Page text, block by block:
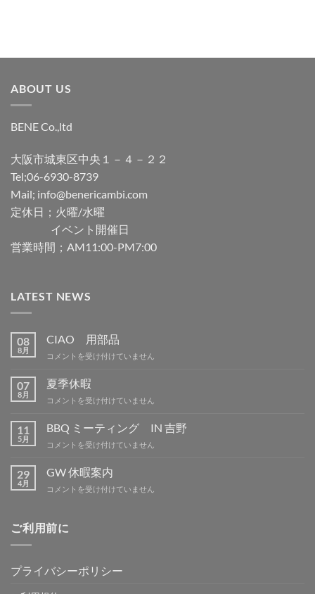
ABOUT US
BENE Co.,ltd
大阪市城東区中央１－４－２２
Tel;06-6930-8739
Mail; info@benericambi.com
定休日；火曜/水曜
イベント開催日
営業時間；AM11:00-PM7:00
LATEST NEWS
08
8月
CIAO 用部品
CIAO
部
品
は
コメントを受け付けていません
07
8月
夏季休暇
夏
休
は
コメントを受け付けていません
11
5月
BBQ ミーティング IN 吉野
BBQ
ー
ィ
IN
コメントを受け付けていません
29
4月
GW 休暇案内
GW
案
内
コメントを受け付けていません
ご利用前に
プライバシーポリシー